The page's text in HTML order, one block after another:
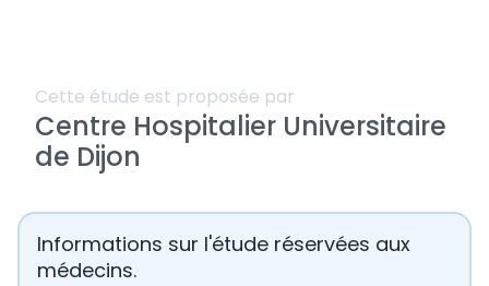
Cette étude est proposée par
Centre Hospitalier Universitaire
de Dijon
Informations sur l'étude réservées aux
médecins.